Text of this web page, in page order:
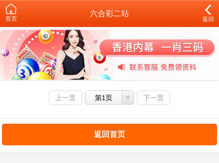
首页
六合彩二站
返回
上一页 第1页 下一页
返回首页